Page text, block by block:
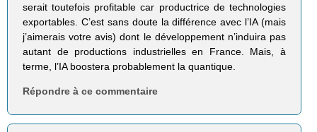
serait toutefois profitable car productrice de technologies
exportables. C’est sans doute la différence avec l’IA (mais
j’aimerais votre avis) dont le développement n’induira pas
autant de productions industrielles en France. Mais, à
terme, l’IA boostera probablement la quantique.
Répondre à ce commentaire